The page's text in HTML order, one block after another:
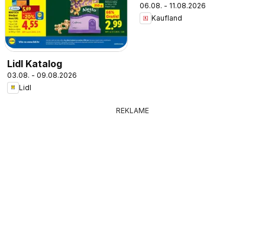
Lidl Katalog
03.08. - 09.08.2026
Lidl
06.08. - 11.08.2026
Kaufland
REKLAME